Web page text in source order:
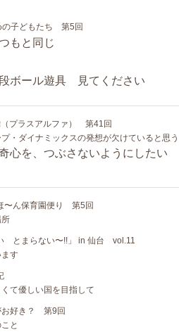
の子どもたち 第5回
もと同じ
ボール遊具 見てください
プラスアルファ） 第41回
・ダイナミックスの発想が欠けていると思う
心を、つぶさないようにしたい
〜ん保育園便り 第5回
とまらない〜!!」 in 仙台 vol.11
す
て優しい国を目指して
お好き？ 第9回
と